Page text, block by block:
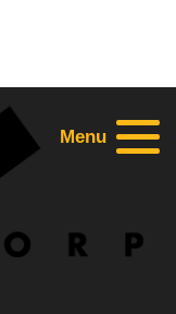
Menu